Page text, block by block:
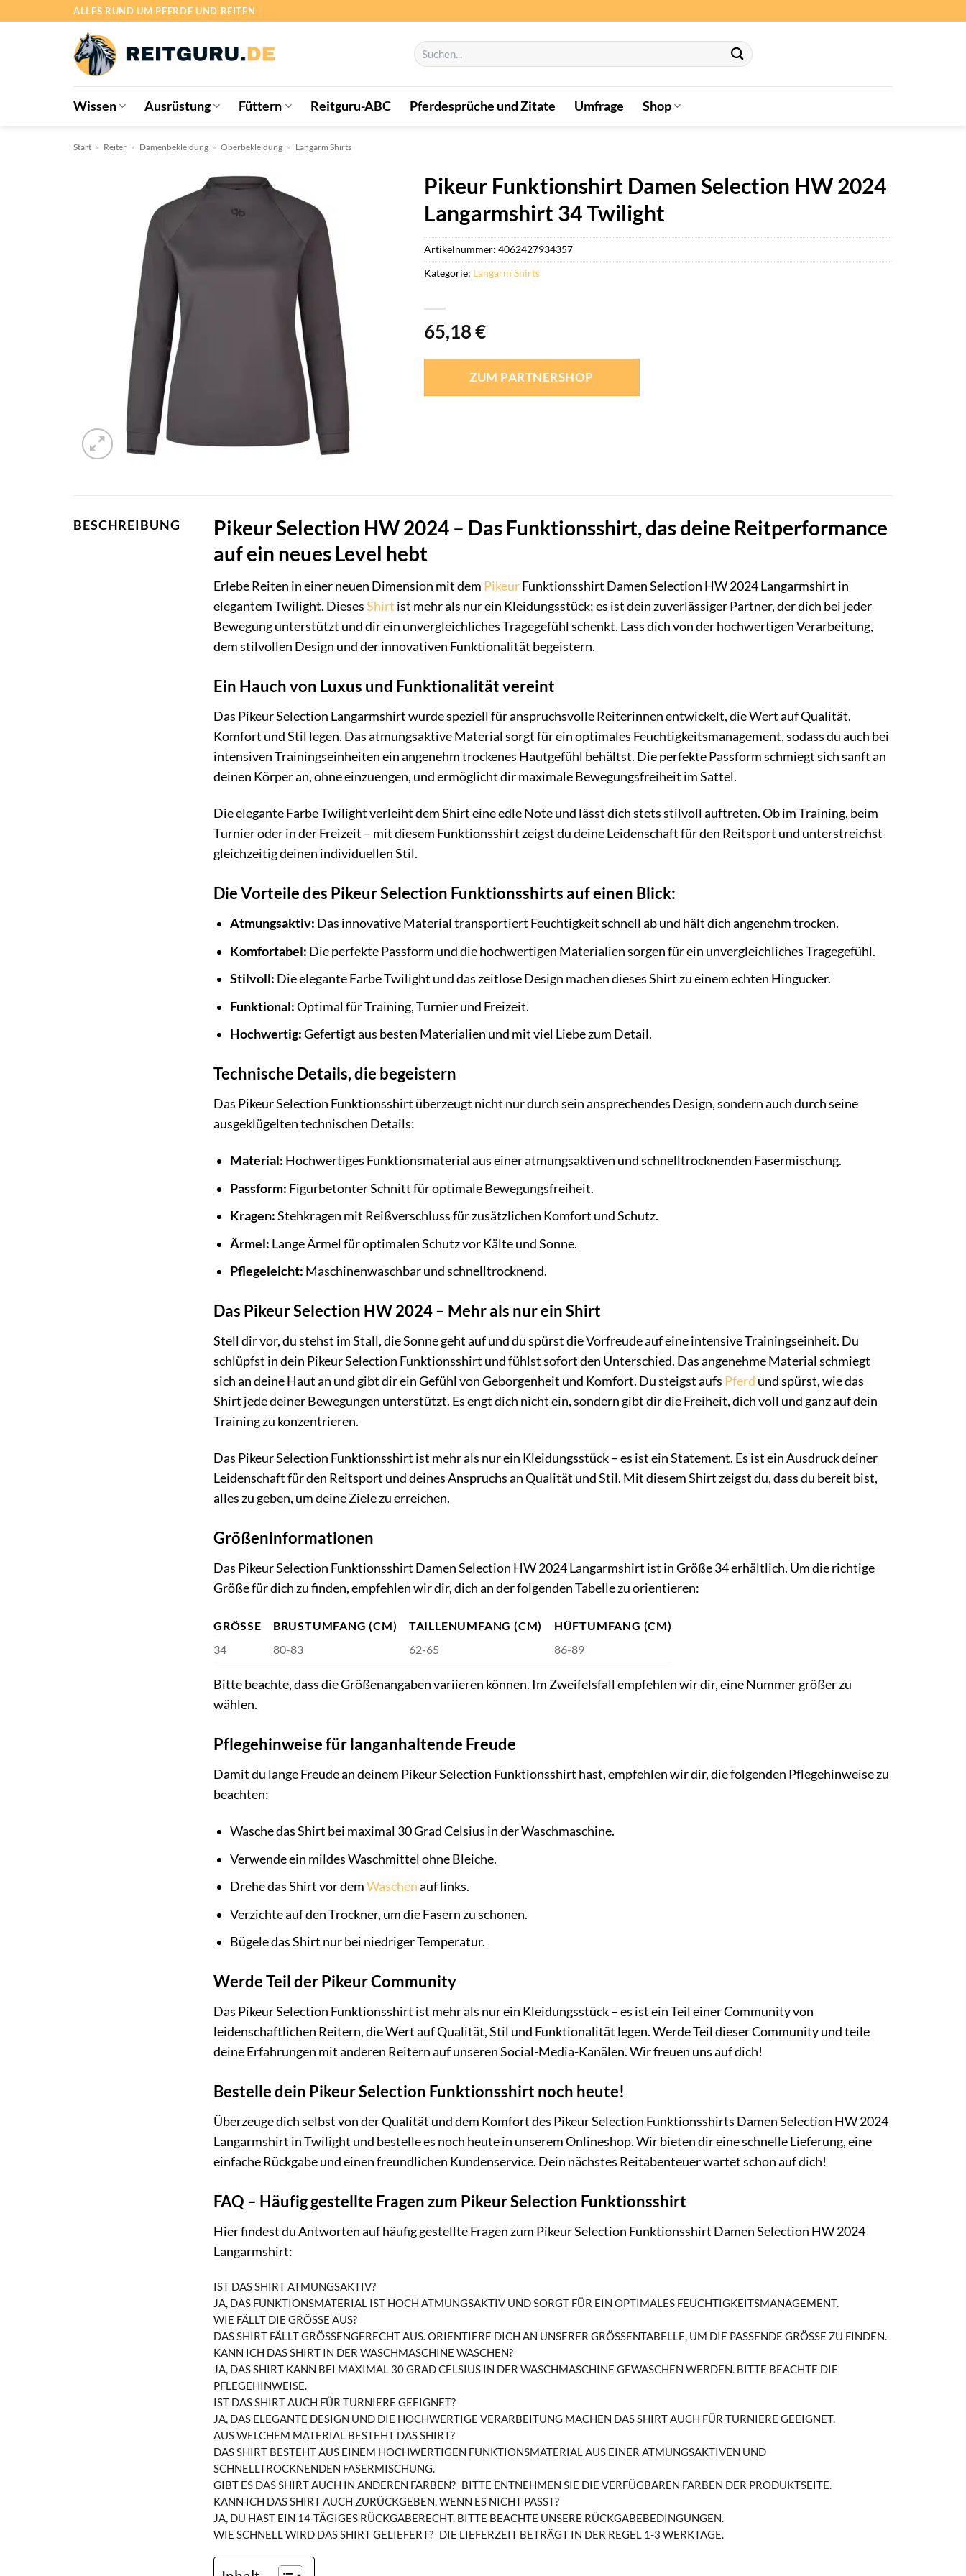
ALLES RUND UM PFERDE UND REITEN
Suchen
nach:
Wissen Ausrüstung Füttern Reitguru-ABC Pferdesprüche und Zitate Umfrage Shop
Start » Reiter » Damenbekleidung » Oberbekleidung » Langarm Shirts
Pikeur Funktionshirt Damen Selection HW 2024
Langarmshirt 34 Twilight
65,18€
ZUM PARTNERSHOP
Artikelnummer: 4062427934357
Kategorie: Langarm Shirts
BESCHREIBUNG
Pikeur Selection HW 2024 – Das Funktionsshirt, das deine Reitperformance
auf ein neues Level hebt
Erlebe Reiten in einer neuen Dimension mit dem PikeurFunktionsshirt Damen Selection HW 2024 Langarmshirt in
elegantem Twilight. DiesesShirt ist mehr als nur ein Kleidungsstück; es ist dein zuverlässiger Partner, der dich bei jeder
Bewegung unterstützt und dir ein unvergleichliches Tragegefühl schenkt. Lass dich von der hochwertigen Verarbeitung,
dem stilvollen Design und der innovativen Funktionalität begeistern.
Ein Hauch von Luxus und Funktionalität vereint
Das Pikeur Selection Langarmshirt wurde speziell für anspruchsvolle Reiterinnen entwickelt, die Wert auf Qualität,
Komfort und Stil legen. Das atmungsaktive Material sorgt für ein optimales Feuchtigkeitsmanagement, sodass du auch bei
intensiven Trainingseinheiten ein angenehm trockenes Hautgefühl behältst. Die perfekte Passform schmiegt sich sanft an
deinen Körper an, ohne einzuengen, und ermöglicht dir maximale Bewegungsfreiheit im Sattel.
Die elegante Farbe Twilight verleiht dem Shirt eine edle Note und lässt dich stets stilvoll auftreten. Ob im Training, beim
Turnier oder in der Freizeit – mit diesem Funktionsshirt zeigst du deine Leidenschaft für den Reitsport und unterstreichst
gleichzeitig deinen individuellen Stil.
Die Vorteile des Pikeur Selection Funktionsshirts auf einen Blick:
Atmungsaktiv: Das innovative Material transportiert Feuchtigkeit schnell ab und hält dich angenehm trocken.
Komfortabel: Die perfekte Passform und die hochwertigen Materialien sorgen für ein unvergleichliches Tragegefühl.
Stilvoll: Die elegante Farbe Twilight und das zeitlose Design machen dieses Shirt zu einem echten Hingucker.
Funktional:Optimal für Training, Turnier und Freizeit.
Hochwertig:Gefertigt aus besten Materialien und mit viel Liebe zum Detail.
Technische Details, die begeistern
Das Pikeur Selection Funktionsshirt überzeugt nicht nur durch sein ansprechendes Design, sondern auch durch seine
ausgeklügelten technischen Details:
Material: Hochwertiges Funktionsmaterial aus einer atmungsaktiven und schnelltrocknenden Fasermischung.
Passform: Figurbetonter Schnitt für optimale Bewegungsfreiheit.
Kragen:Stehkragen mit Reißverschluss für zusätzlichen Komfort und Schutz.
Ärmel: Lange Ärmel für optimalen Schutz vor Kälte und Sonne.
Pflegeleicht: Maschinenwaschbar und schnelltrocknend.
Das Pikeur Selection HW 2024 – Mehr als nur ein Shirt
Stell dir vor, du stehst im Stall, die Sonne geht auf und du spürst die Vorfreude auf eine intensive Trainingseinheit. Du
schlüpfst in dein Pikeur Selection Funktionsshirt und fühlst sofort den Unterschied. Das angenehme Material schmiegt
sich an deine Haut an und gibt dir ein Gefühl von Geborgenheit und Komfort. Du steigst aufs Pferd und spürst, wie das
Shirt jede deiner Bewegungen unterstützt. Es engt dich nicht ein, sondern gibt dir die Freiheit, dich voll und ganz auf dein
Training zu konzentrieren.
Das Pikeur Selection Funktionsshirt ist mehr als nur ein Kleidungsstück – es ist ein Statement. Es ist ein Ausdruck deiner
Leidenschaft für den Reitsport und deines Anspruchs an Qualität und Stil. Mit diesem Shirt zeigst du, dass du bereit bist,
alles zu geben, um deine Ziele zu erreichen.
Größeninformationen
Das Pikeur Selection Funktionsshirt Damen Selection HW 2024 Langarmshirt ist in Größe 34 erhältlich. Um die richtige
Größe für dich zu finden, empfehlen wir dir, dich an der folgenden Tabelle zu orientieren:
GRÖSSE BRUSTUMFANG (CM) TAILLENUMFANG (CM)
HÜFTUMFANG (CM)
34
80-83 62-65 86-89
Bitte beachte, dass die Größenangaben variieren können. Im Zweifelsfall empfehlen wir dir, eine Nummer größer zu
wählen.
Pflegehinweise für langanhaltende Freude
Damit du lange Freude an deinem Pikeur Selection Funktionsshirt hast, empfehlen wir dir, die folgenden Pflegehinweise zu
beachten:
Wasche das Shirt bei maximal 30 Grad Celsius in der Waschmaschine.
Verwende ein mildes Waschmittel ohne Bleiche.
Drehe das Shirt vor demWaschenauf links.
Verzichte auf den Trockner, um die Fasern zu schonen.
Bügele das Shirt nur bei niedriger Temperatur.
Werde Teil der Pikeur Community
Das Pikeur Selection Funktionsshirt ist mehr als nur ein Kleidungsstück – es ist ein Teil einer Community von
leidenschaftlichen Reitern, die Wert auf Qualität, Stil und Funktionalität legen. Werde Teil dieser Community und teile
deine Erfahrungen mit anderen Reitern auf unseren Social-Media-Kanälen. Wir freuen uns auf dich!
Bestelle dein Pikeur Selection Funktionsshirt noch heute!
Überzeuge dich selbst von der Qualität und dem Komfort des Pikeur Selection Funktionsshirts Damen Selection HW 2024
Langarmshirt in Twilight und bestelle es noch heute in unserem Onlineshop. Wir bieten dir eine schnelle Lieferung, eine
einfache Rückgabe und einen freundlichen Kundenservice. Dein nächstes Reitabenteuer wartet schon auf dich!
FAQ – Häufig gestellte Fragen zum Pikeur Selection Funktionsshirt
Hier findest du Antworten auf häufig gestellte Fragen zum Pikeur Selection Funktionsshirt Damen Selection HW 2024
Langarmshirt:
IST DAS SHIRT ATMUNGSAKTIV?
JA, DAS FUNKTIONSMATERIAL IST HOCH ATMUNGSAKTIV UND SORGT FÜR EIN OPTIMALES FEUCHTIGKEITSMANAGEMENT.
WIE FÄLLT DIE GRÖSSE AUS?
DAS SHIRT FÄLLT GRÖSSENGERECHT AUS. ORIENTIERE DICH AN UNSERER GRÖSSENTABELLE, UM DIE PASSENDE GRÖSSE ZU FINDEN.
KANN ICH DAS SHIRT IN DER WASCHMASCHINE WASCHEN?
JA, DAS SHIRT KANN BEI MAXIMAL 30 GRAD CELSIUS IN DER WASCHMASCHINE GEWASCHEN WERDEN. BITTE BEACHTE DIE
PFLEGEHINWEISE.
IST DAS SHIRT AUCH FÜR TURNIERE GEEIGNET?
JA, DAS ELEGANTE DESIGN UND DIE HOCHWERTIGE VERARBEITUNG MACHEN DAS SHIRT AUCH FÜR TURNIERE GEEIGNET.
AUS WELCHEM MATERIAL BESTEHT DAS SHIRT?
DAS SHIRT BESTEHT AUS EINEM HOCHWERTIGEN FUNKTIONSMATERIAL AUS EINER ATMUNGSAKTIVEN UND
SCHNELLTROCKNENDEN FASERMISCHUNG.
GIBT ES DAS SHIRT AUCH IN ANDEREN FARBEN? BITTE ENTNEHMEN SIE DIE VERFÜGBAREN FARBEN DER PRODUKTSEITE.
KANN ICH DAS SHIRT AUCH ZURÜCKGEBEN, WENN ES NICHT PASST?
JA, DU HAST EIN 14-TÄGIGES RÜCKGABERECHT. BITTE BEACHTE UNSERE RÜCKGABEBEDINGUNGEN.
WIE SCHNELL WIRD DAS SHIRT GELIEFERT? DIE LIEFERZEIT BETRÄGT IN DER REGEL 1-3 WERKTAGE.